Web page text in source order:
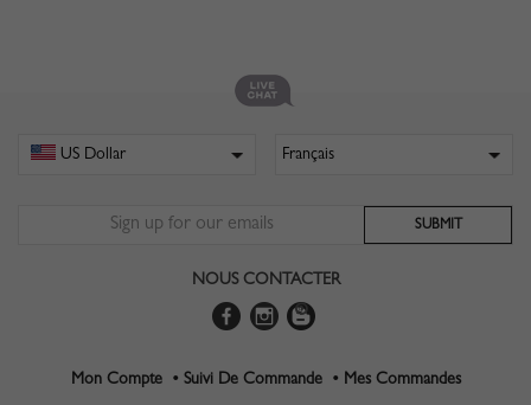
NOUS CONTACTER
Mon Compte • Suivi De Commande • Mes Commandes